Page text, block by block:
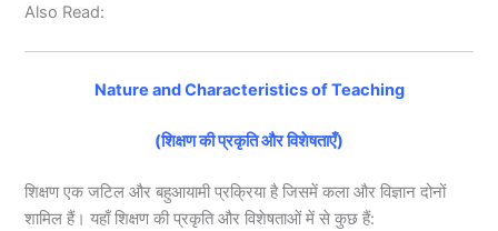
Also Read:
Nature and Characteristics of Teaching
(शिक्षण की प्रकृति और विशेषताएँ)
शिक्षण एक जटिल और बहुआयामी प्रक्रिया है जिसमें कला और विज्ञान दोनों
शामिल हैं। यहाँ शिक्षण की प्रकृति और विशेषताओं में से कुछ हैं: